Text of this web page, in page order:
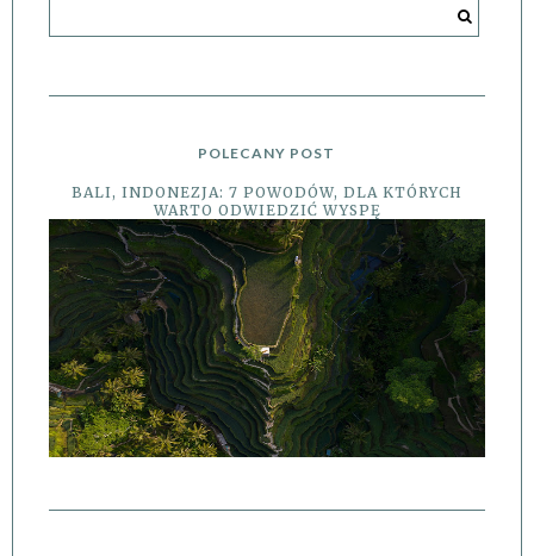
POLECANY POST
BALI, INDONEZJA: 7 POWODÓW, DLA KTÓRYCH
WARTO ODWIEDZIĆ WYSPĘ